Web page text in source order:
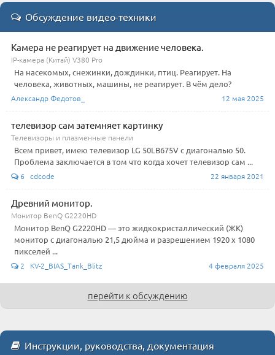
Обсуждение видео-техники
Камера не реагирует на движение человека.
IP-камера (Китай) V380 Pro
На насекомых, снежинки, дождинки, птиц. Реагирует. На
человека, животных, машины, не реагирует. В чём дело?
Александр Федотов_ 12 мая 2025
телевизор сам затемняет картинку
Телевизоры и плазменные панели
Всем привет, имею телевизор LG 50LB675V с диагональю 50.
Проблема заключается в том что когда хочет телевизор сам ...
6 cdcode 22 января 2021
Древний монитор.
Монитор BenQ G2220HD
Монитор BenQ G2220HD — это жидкокристаллический (ЖК)
монитор с диагональю 21,5 дюйма и разрешением 1920 x 1080
пикселей ...
2 KV-2_BIAS_Tank_Blitz 4 февраля 2025
перейти к обсуждению
Инструкции, руководства, документация